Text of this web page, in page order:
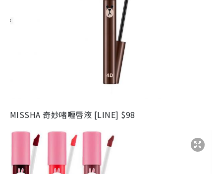
MISSHA 奇妙啫喱唇液 [LINE] $98